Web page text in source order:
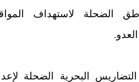
الضحلة لاستهداف
البحرية الضحلة